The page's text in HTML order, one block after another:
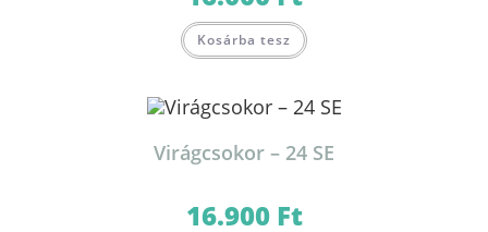
Kosárba tesz
Virágcsokor – 24 SE
16.900 Ft